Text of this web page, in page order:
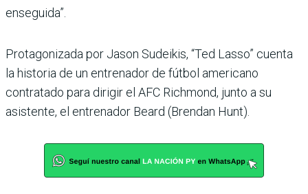
enseguida”.
Protagonizada por Jason Sudeikis, “Ted Lasso” cuenta
la historia de un entrenador de fútbol americano
contratado para dirigir el AFC Richmond, junto a su
asistente, el entrenador Beard (Brendan Hunt).